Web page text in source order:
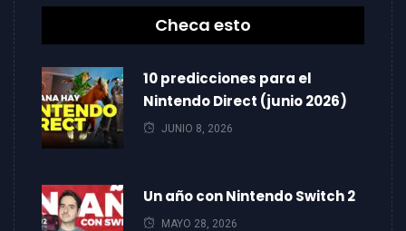
Checa esto
10 predicciones para el
Nintendo Direct (junio 2026)
JUNIO 8, 2026
Un año con Nintendo Switch 2
MAYO 28, 2026